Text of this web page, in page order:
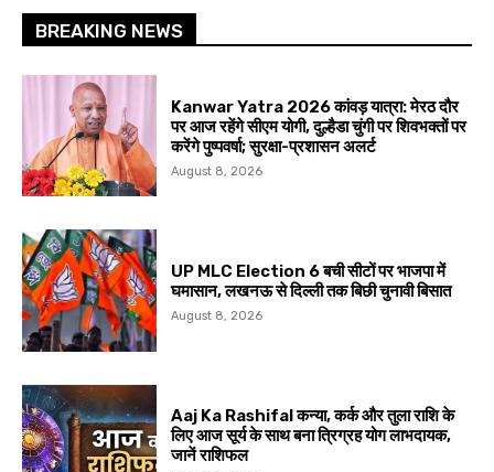
BREAKING NEWS
Kanwar Yatra 2026 कांवड़ यात्रा: मेरठ दौर
पर आज रहेंगे सीएम योगी, दुल्हैडा चुंगी पर शिवभक्तों पर
करेंगे पुष्पवर्षा; सुरक्षा-प्रशासन अलर्ट
August 8, 2026
UP MLC Election 6 बची सीटों पर भाजपा में
घमासान, लखनऊ से दिल्ली तक बिछी चुनावी बिसात
August 8, 2026
Aaj Ka Rashifal कन्या, कर्क और तुला राशि के
लिए आज सूर्य के साथ बना त्रिग्रह योग लाभदायक,
जानें राशिफल